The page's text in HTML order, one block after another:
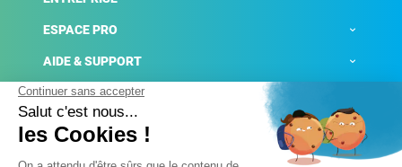
ESPACE PRO
AIDE & SUPPORT
ACTUALITÉS